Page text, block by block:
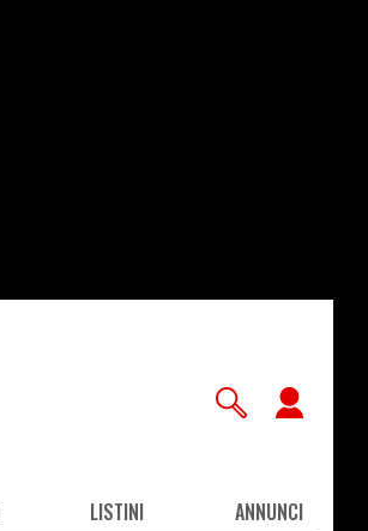
LISTINI ANNUNCI